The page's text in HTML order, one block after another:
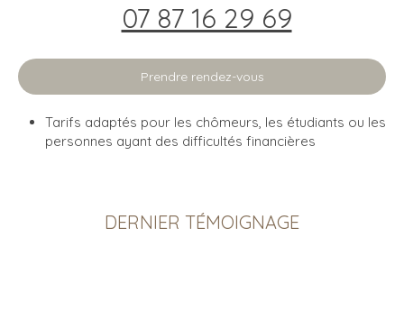
07 87 16 29 69
Prendre rendez-vous
Tarifs adaptés pour les chômeurs, les étudiants ou les
personnes ayant des difficultés financières
DERNIER TÉMOIGNAGE